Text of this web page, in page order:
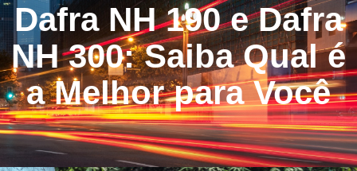
Dafra NH 190 e Dafra
NH 300: Saiba Qual é
a Melhor para Você